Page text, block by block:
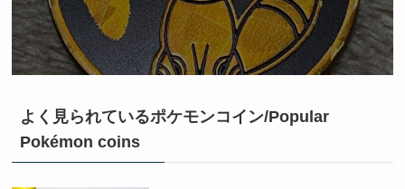
よく見られているポケモンコイン/Popular
Pokémon coins